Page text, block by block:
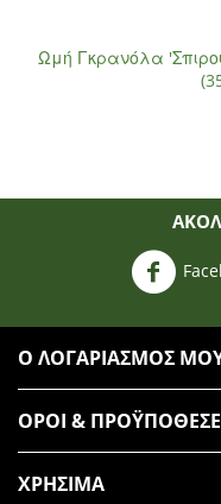
Ωμή Γκρανόλα
Ο ΛΟΓΑΡΙΑΣΜΌΣ
ΌΡΟΙ &
ΧΡΉΣΙΜΑ